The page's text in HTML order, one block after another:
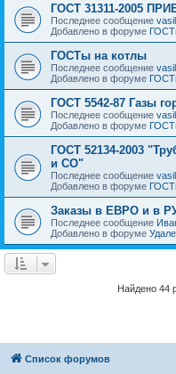
ГОСТ 31311-2005
Последнее сообщение
Добавлено в форуме
ГОСТы на котлы
Последнее сообщение
Добавлено в форуме
ГОСТ 5542-87 Газы
Последнее сообщение
Добавлено в форуме
ГОСТ 52134-2003
и СО"
Последнее сообщение
Добавлено в форуме
Заказы в ЕВРО и в
Последнее сообщение
Добавлено в форуме
Найдено 44
Список форумов